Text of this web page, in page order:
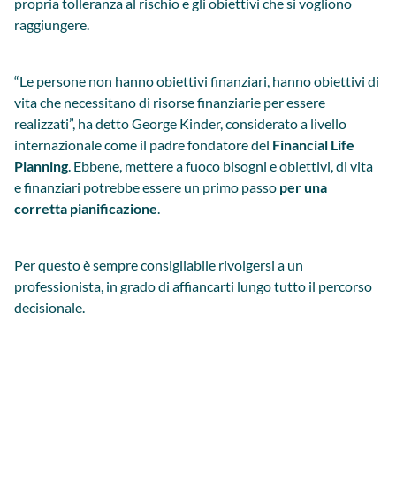
propria tolleranza al rischio e gli obiettivi che si vogliono
raggiungere.
“Le persone non hanno obiettivi finanziari, hanno obiettivi di
vita che necessitano di risorse finanziarie per essere
realizzati”, ha detto George Kinder, considerato a livello
internazionale come il padre fondatore del Financial Life
Planning. Ebbene, mettere a fuoco bisogni e obiettivi, di vita
e finanziari potrebbe essere un primo passo per una
corretta pianificazione.
Per questo è sempre consigliabile rivolgersi a un
professionista, in grado di affiancarti lungo tutto il percorso
decisionale.